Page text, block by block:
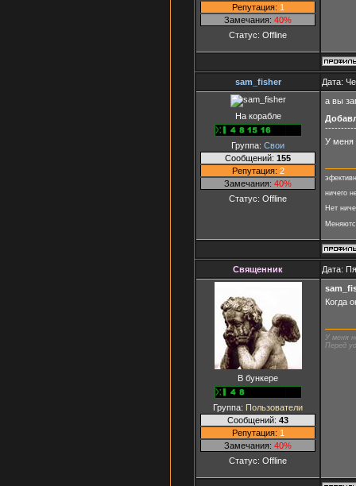
Репутация: 1
Замечания: 40%
Статус: Offline
sam_fisher Дата:
На корабле
Группа: Свои
Сообщений: 155
Репутация: 2
Замечания: 40%
Статус: Offline
а вы
У меня
ничего
Нет
Священник Дата:
В бункере
Группа: Пользователи
Сообщений: 43
Репутация: 1
Замечания: 40%
Статус: Offline
Когда
У меня
Перед